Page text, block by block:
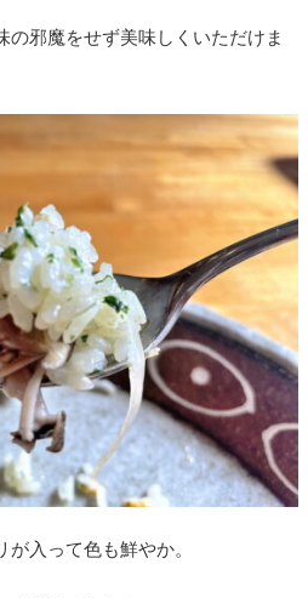
の邪魔をせず美味しくいただけま
入って色も鮮やか。